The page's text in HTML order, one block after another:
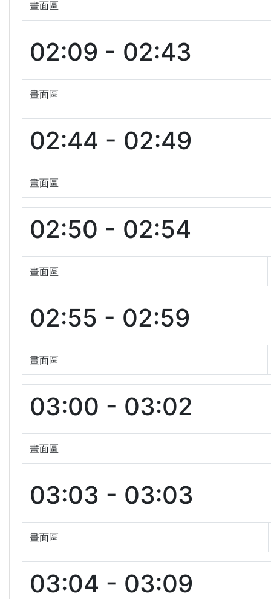
畫面區
02:09 - 02:43
畫面區
02:44 - 02:49
畫面區
02:50 - 02:54
畫面區
02:55 - 02:59
畫面區
03:00 - 03:02
畫面區
03:03 - 03:03
畫面區
03:04 - 03:09